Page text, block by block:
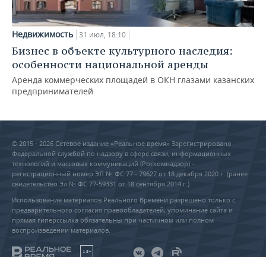
Недвижимость 31 июл, 18:10
Бизнес в объекте культурного наследия:
особенности национальной аренды
Аренда коммерческих площадей в ОКН глазами казанских
предпринимателей
© 2015 - 2026 Сетевое издание «Реальное время» Зарегистрировано
Федеральной службой по надзору в сфере связи, информационных
технологий и массовых коммуникаций (Роскомнадзор) –
регистрационный номер ЭЛ № ФС 77 - 79627 от 18 декабря 2020 г. (ранее
свидетельство Эл № ФС 77-59331 от 18 сентября 2014 г.)
Использование материалов Реального Времени разрешено только с
предварительного согласия правообладателей, упоминание сайта и
прямая гиперссылка обязательны при частичном или полном
воспроизведении материалов.
18+